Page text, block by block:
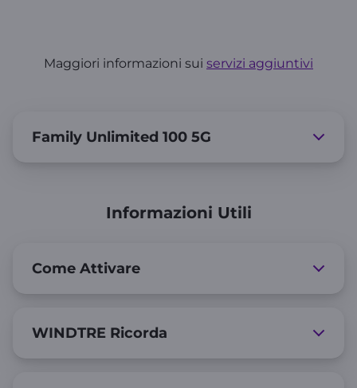
Maggiori informazioni sui servizi aggiuntivi
Family Unlimited 100 5G
Informazioni Utili
Come Attivare
WINDTRE Ricorda